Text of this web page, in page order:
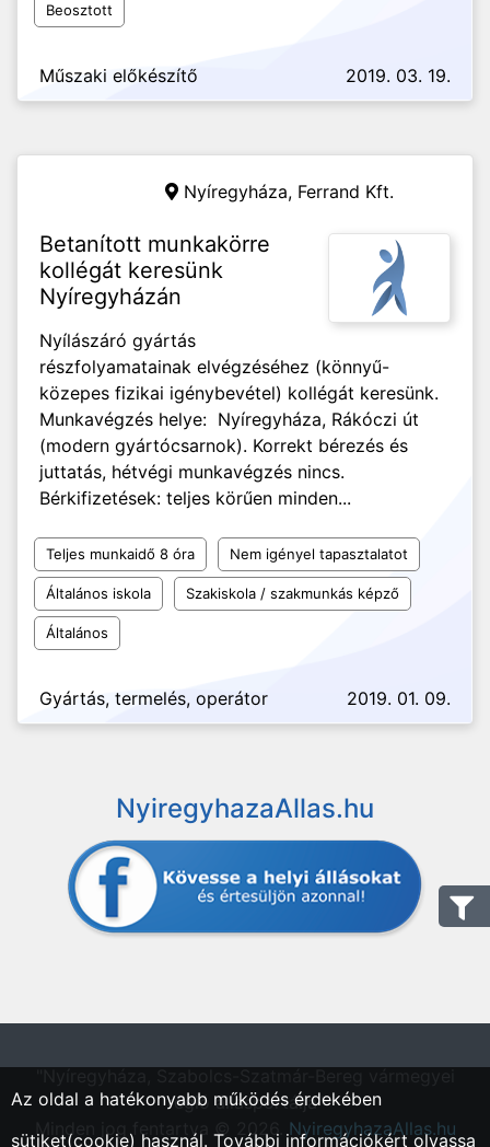
Beosztott
Műszaki előkészítő 2019. 03. 19.
Nyíregyháza, Ferrand Kft.
Betanított munkakörre
kollégát keresünk
Nyíregyházán
Nyílászáró gyártás
részfolyamatainak elvégzéséhez (könnyű-
közepes fizikai igénybevétel) kollégát keresünk.
Munkavégzés helye: Nyíregyháza, Rákóczi út
(modern gyártócsarnok). Korrekt bérezés és
juttatás, hétvégi munkavégzés nincs.
Bérkifizetések: teljes körűen minden...
Teljes munkaidő 8 óra Nem igényel tapasztalatot
Általános iskola Szakiskola / szakmunkás képző
Általános
Gyártás, termelés, operátor 2019. 01. 09.
NyiregyhazaAllas.hu
régió állásportálja"
Minden jog fentartva © 2026.NyiregyhazaAllas.hu
Az oldal a hatékonyabb működés érdekében
sütiket(cookie) használ. További információkért olvassa